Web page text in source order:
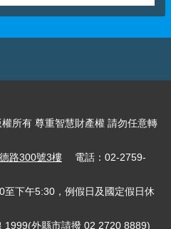
所有 尊重智慧財產權 請勿任意轉
路300號3樓 電話：02-2759-
至下午5:30，例假日及國定假日休
1999(外縣市請撥 02 2720 8889)